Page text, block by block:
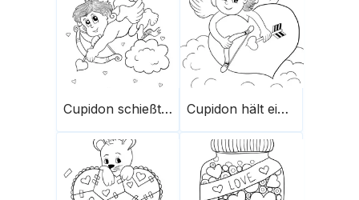
Cupidon schießt Pfeile Cupidon hält ein Herz